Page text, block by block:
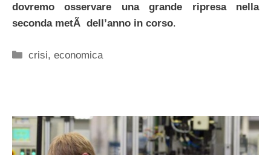
dovremo osservare una grande ripresa nella
seconda metÃ dell’anno in corso.
Categorie
crisi,economica